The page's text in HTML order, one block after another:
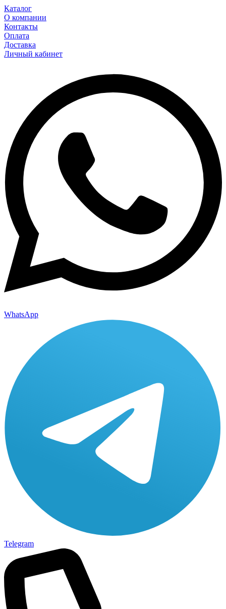
Каталог
О компании
Контакты
Оплата
Доставка
Личный кабинет
WhatsApp
Telegram